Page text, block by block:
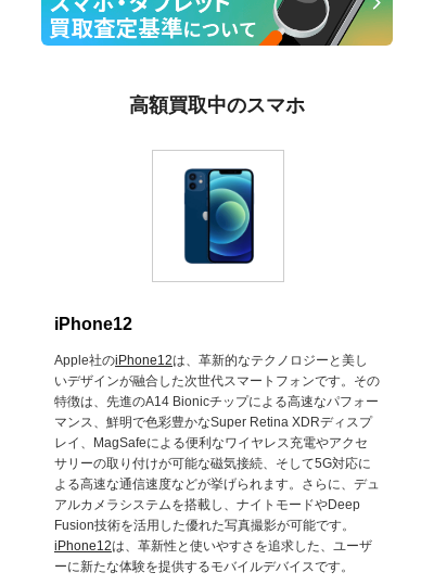
高額買取中のスマホ
iPhone12
Apple社のiPhone12は、革新的なテクノロジーと美し
いデザインが融合した次世代スマートフォンです。その
特徴は、先進のA14 Bionicチップによる高速なパフォー
マンス、鮮明で色彩豊かなSuper Retina XDRディスプ
レイ、MagSafeによる便利なワイヤレス充電やアクセ
サリーの取り付けが可能な磁気接続、そして5G対応に
よる高速な通信速度などが挙げられます。さらに、デュ
アルカメラシステムを搭載し、ナイトモードやDeep
Fusion技術を活用した優れた写真撮影が可能です。
iPhone12は、革新性と使いやすさを追求した、ユーザ
ーに新たな体験を提供するモバイルデバイスです。